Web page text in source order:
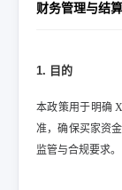
财务管理与结
1. 目的
本政策用于明确
准，确保买家资
监管与合规要求。